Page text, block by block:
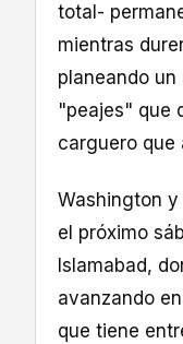
total-
mientras
planeando
"peajes" que
carguero que
Washington
el próximo
Islamabad,
avanzando
que tiene